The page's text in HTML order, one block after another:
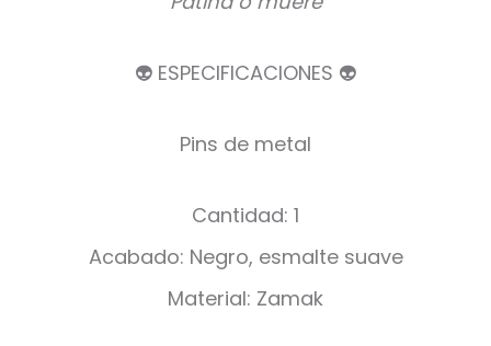
👽 ESPECIFICACIONES 👽
Pins de metal
Cantidad: 1
Acabado: Negro, esmalte suave
Material: Zamak